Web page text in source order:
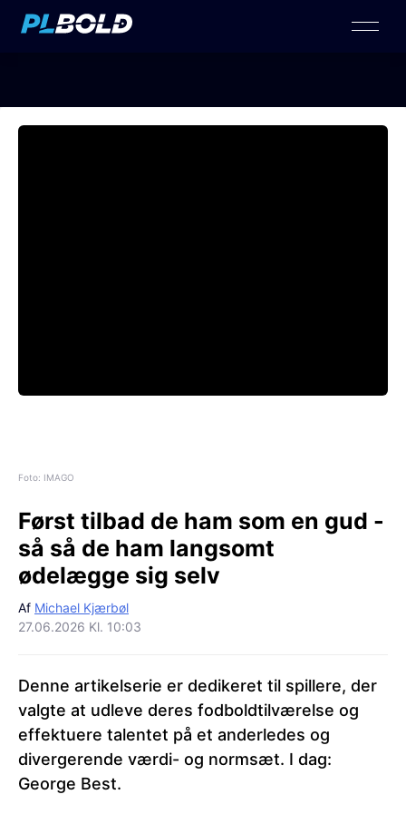
Foto: IMAGO
Først tilbad de ham som en gud -
så så de ham langsomt
ødelægge sig selv
Af Michael Kjærbøl
27.06.2026 Kl. 10:03
Denne artikelserie er dedikeret til spillere, der
valgte at udleve deres fodboldtilværelse og
effektuere talentet på et anderledes og
divergerende værdi- og normsæt. I dag:
George Best.